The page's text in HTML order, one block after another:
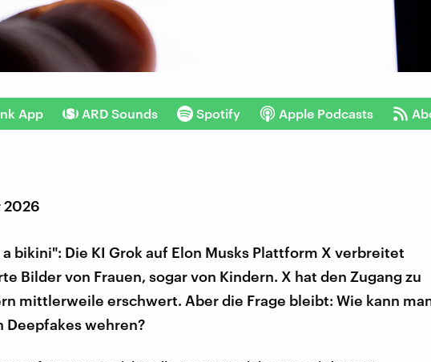
App ARD Sounds Spotify Apple Podcasts
2026
a bikini": Die KI Grok auf Elon Musks Plattform X verbreitet
Bilder von Frauen, sogar von Kindern. X hat den Zugang zu
mittlerweile erschwert. Aber die Frage bleibt: Wie kann
Deepfakes wehren?